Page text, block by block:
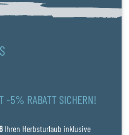
-5% RABATT SICHERN!
Ihren Herbsturlaub inklusive